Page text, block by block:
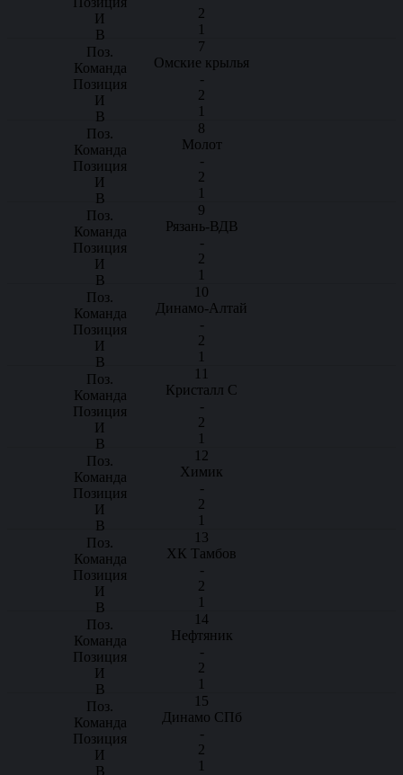
2
1
7
Омские крылья
-
2
1
8
Молот
-
2
1
9
Рязань-ВДВ
-
2
1
10
Динамо-Алтай
-
2
1
11
Кристалл С
-
2
1
12
Химик
-
2
1
13
ХК Тамбов
-
2
1
14
Нефтяник
-
2
1
15
Динамо СПб
-
2
1